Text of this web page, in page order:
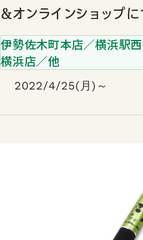
＆オンラインショップ
伊勢佐木町本店／横浜駅
横浜店／他
2022/4/25(月)～